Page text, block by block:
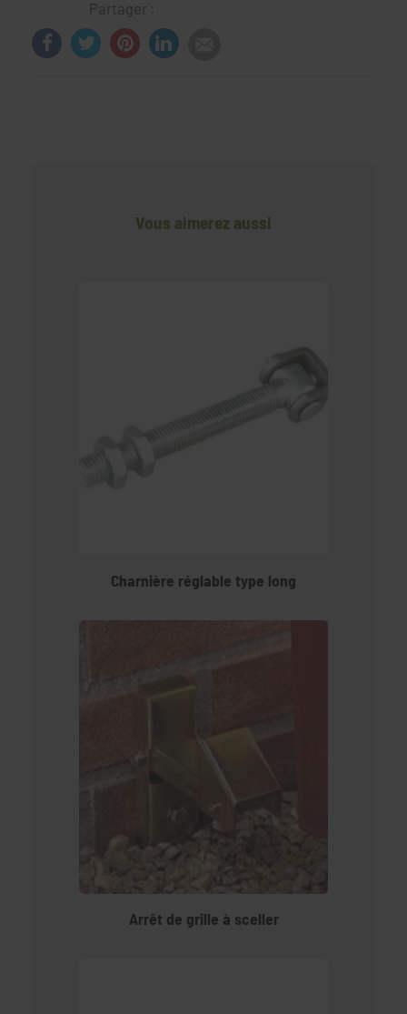
Partager :
Vous aimerez aussi
Charnière réglable type long
Arrêt de grille à sceller